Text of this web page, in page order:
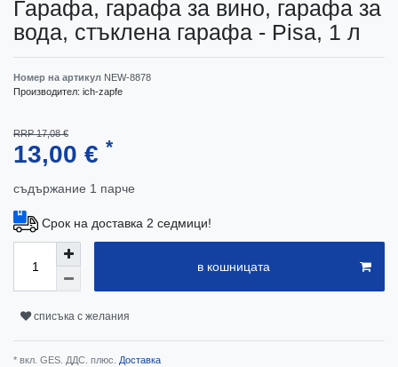
Гарафа, гарафа за вино, гарафа за
вода, стъклена гарафа - Pisa, 1 л
Номер на артикул NEW-8878
Производител: ich-zapfe
RRP 17,08 €
13,00 € *
съдържание 1 парче
Срок на доставка 2 седмици!
в кошницата
списъка с желания
* вкл. GES. ДДС. плюс. Доставка